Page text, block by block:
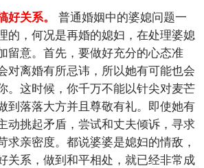
好关系。 普通婚姻中的婆媳问题一
的，何况是再婚的媳妇，在处理婆媳
留意。首先，要做好充分的心态准
对离婚有所忌讳，所以她有可能也会
。这时候，你千万不能以针尖对麦芒
到落落大方并且尊敬有礼。即使她有
动挑起矛盾，尝试和丈夫倾诉，寻求
求亲密度。都说婆婆是媳妇的情敌，
关系，做到和平相处，就已经非常成